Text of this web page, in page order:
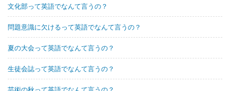
文化部って英語でなんて言うの？
問題意識に欠けるって英語でなんて言うの？
夏の大会って英語でなんて言うの？
生徒会誌って英語でなんて言うの？